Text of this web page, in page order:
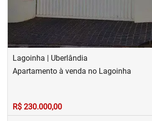
Lagoinha | Uberlândia
Apartamento à venda no Lagoinha
R$ 230.000,00